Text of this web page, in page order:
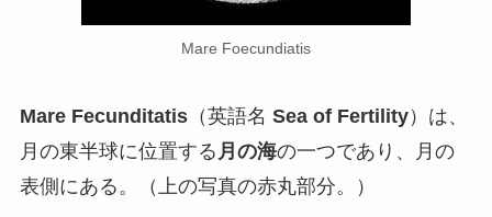
Mare Foecundiatis
Mare Fecunditatis（英語名 Sea of Fertility）は、
月の東半球に位置する 月の海の一つであり、月の
表側にある。（上の写真の赤丸部分。）